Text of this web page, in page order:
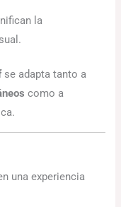
la
se adapta tanto a
como a
una experiencia